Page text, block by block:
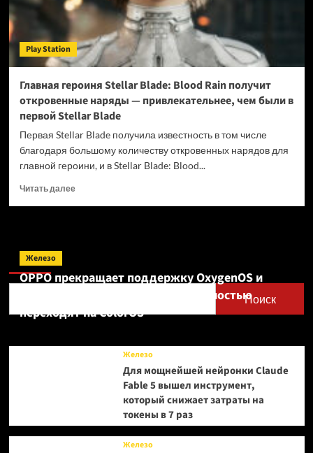
Play Station
Главная героиня Stellar Blade: Blood Rain получит
откровенные наряды — привлекательнее, чем были в
первой Stellar Blade
Первая Stellar Blade получила известность в том числе
благодаря большому количеству откровенных нарядов для
главной героини, и в Stellar Blade: Blood...
Читать далееПрочитать
Blood
откровенные
—
привлекательнее,
Stellar
Blade
Поиск
Поиск
Железо
OPPO прекращает поддержку OxygenOS и
Realme UI — OnePlus и realme полностью
переходят на ColorOS
Железо
Для мощнейшей нейронки Claude
Fable 5 вышел инструмент,
который снижает затраты на
токены в 7 раз
Железо